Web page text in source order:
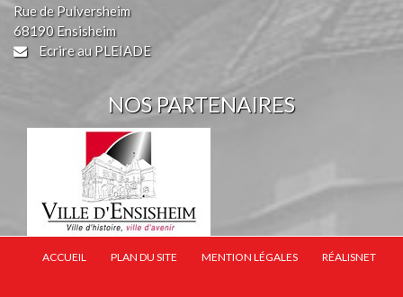
Rue de Pulversheim
68190 Ensisheim
Ecrire au PLEIADE
NOS PARTENAIRES
ACCUEIL PLAN DU SITE MENTION LÉGALES RÉALISNET